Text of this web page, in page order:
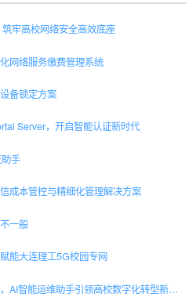
牢高校网络安全高效底座
网络服务缴费管理系统
备锁定方案
Server，开启智能认证新时代
手
成本管控与精细化管理解决方案
一般
能大连理工5G校园专网
智能运维助手引领高校数字化转型新浪潮